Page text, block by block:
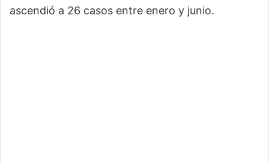
ascendió a 26 casos entre enero y junio.